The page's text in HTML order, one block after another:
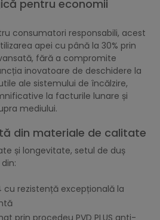
pentru economii
consumatori responsabili, acest
apei cu până la 30% prin
fără a compromite
inovatoare de deschidere la
ale sistemului de încălzire,
la facturile lunare și
mediului.
din materiale de calitate
și longevitate, setul de duș
cu rezistență excepțională la